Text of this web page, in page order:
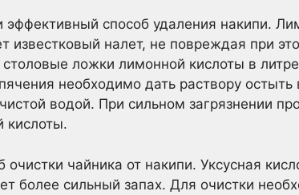
способ удаления накипи.
известковый налет, не повреждая при
ложки лимонной кислоты в
необходимо дать раствору
водой. При сильном загрязнении
кислоты.
чайника от накипи. Уксусная
более сильный запах. Для очистки